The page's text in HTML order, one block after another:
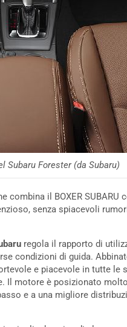
Subaru Forester (da Subaru)
combina il BOXER SUBARU
senza spiacevoli
regola il rapporto di
condizioni di guida.
e piacevole in tutte le
Il motore è posizionato
e a una migliore